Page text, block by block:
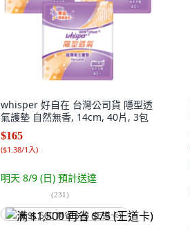
whisper 好自在 台灣公司貨 隱型透
氣護墊 自然無香, 14cm, 40片, 3包
$165
($1.38/1入)
明天 8/9 (日) 預計送達
(231)
满 $1,500 再省 $75 (王道卡)